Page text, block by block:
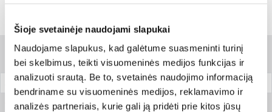
Šioje svetainėje naudojami slapukai
Naudojame slapukus, kad galėtume suasmeninti turinį
bei skelbimus, teikti visuomeninės medijos funkcijas ir
analizuoti srautą. Be to, svetainės naudojimo informaciją
bendriname su visuomeninės medijos, reklamavimo ir
analizės partneriais, kurie gali ją pridėti prie kitos jūsų
Variantai
Filtrai
Pakuotė
0915 948 10